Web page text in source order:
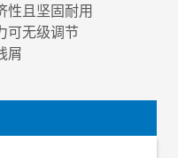
性且坚固耐用
可无级调节
屑
、潮湿